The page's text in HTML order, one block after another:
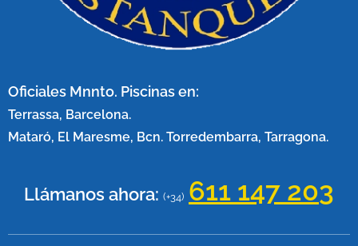
Oficiales Mnnto. Piscinas en:
Terrassa, Barcelona.
Mataró, El Maresme, Bcn. Torredembarra, Tarragona.
Llámanos ahora: (+34) 611 147 203